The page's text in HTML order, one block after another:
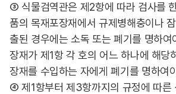
③ 식물검역관은 제2항에 따라 검사를
품의 목재포장재에서 규제병해충이나
출된 경우에는 소독 또는 폐기를 명하여
장재가 제1항 각 호의 어느 하나에 해당
장재를 수입하는 자에게 폐기를 명하여
④ 제1항부터 제3항까지의 규정에 따른